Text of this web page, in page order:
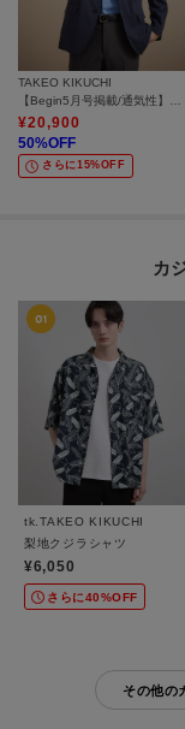
TAKEO KIKUCHI
【Begin5月号掲載/通気性】トリコットサッカー ジャケット
¥20,900
50%OFF
さらに15%OFF
カ
tk.TAKEO KIKUCHI
梨地クジラシャツ
¥6,050
さらに40%OFF
その他の